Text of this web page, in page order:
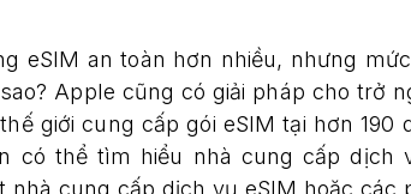
eSIM an toàn hơn nhiều, nhưng
Apple cũng có giải pháp cho trở
giới cung cấp gói eSIM tại hơn 190
có thể tìm hiểu nhà cung cấp dịch
nhà cung cấp dịch vụ eSIM hoặc các